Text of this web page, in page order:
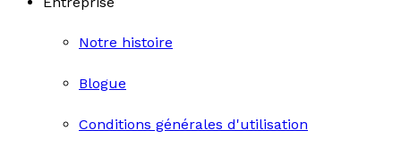
Notre histoire
Blogue
Conditions générales d'utilisation